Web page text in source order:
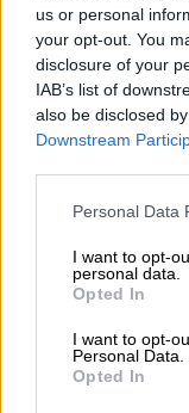
us or personal
your opt-out. You
disclosure of your
IAB’s list of
also be disclosed
Downstream
Please note that
not limited to your
grant or deny
use your data for
consent section.
Personal Data
I want to opt-
personal data.
Opted In
I want to opt-
Personal Data.
Opted In
Μάλιστα,
σημείο να
της Κρήτης
τα νησιά του
Γκλομπάλ,
υπάρξει
στόλο. Και